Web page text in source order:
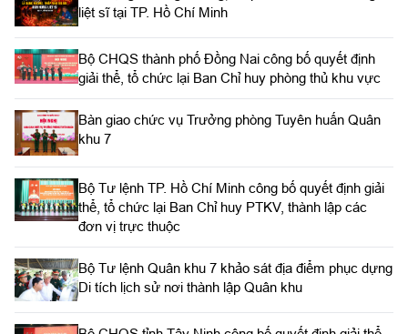
liệt sĩ tại TP. Hồ Chí Minh
Bộ CHQS thành phố Đồng Nai công bố quyết định
giải thể, tổ chức lại Ban Chỉ huy phòng thủ khu vực
Bàn giao chức vụ Trưởng phòng Tuyên huấn Quân
khu 7
Bộ Tư lệnh TP. Hồ Chí Minh công bố quyết định giải
thể, tổ chức lại Ban Chỉ huy PTKV, thành lập các
đơn vị trực thuộc
Bộ Tư lệnh Quân khu 7 khảo sát địa điểm phục dựng
Di tích lịch sử nơi thành lập Quân khu